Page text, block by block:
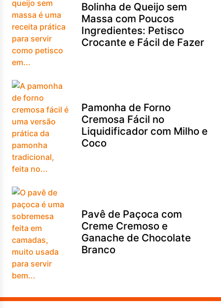
Bolinha de Queijo sem
Massa com Poucos
Ingredientes: Petisco
Crocante e Fácil de Fazer
Pamonha de Forno
Cremosa Fácil no
Liquidificador com Milho e
Coco
Pavê de Paçoca com
Creme Cremoso e
Ganache de Chocolate
Branco